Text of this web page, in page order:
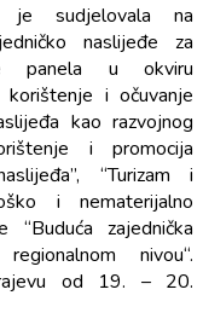
je sudjelovala na
naslijeđe za
panela u okviru
korištenje i očuvanje
kao razvojnog
i promocija
“Turizam i
i nematerijalno
zajednička
nivou“.
od 19. – 20.